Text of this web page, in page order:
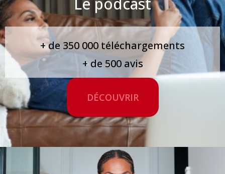
+ de 350 000 téléchargements
+ de 500 avis
DÉCOUVRIR